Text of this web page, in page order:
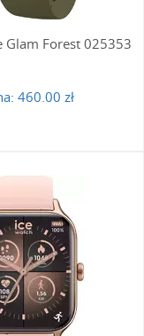
Glam Forest 025353
460.00 zł